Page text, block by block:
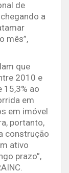
de
a
mês”,
que
2010 e
15,3% ao
em
em imóvel
portanto,
construção
ativo
prazo”,